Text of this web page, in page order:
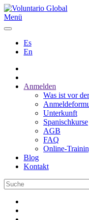
Menü
Es
En
Anmelden
Was ist vor
Unterkunft
Spanischkurse
AGB
FAQ
Online-
Blog
Kontakt